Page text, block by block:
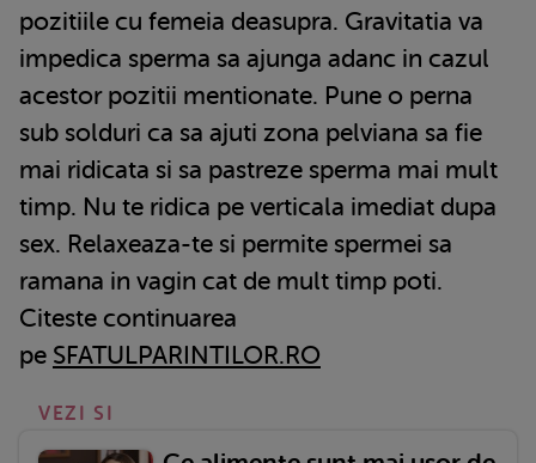
pozitiile cu femeia deasupra. Gravitatia va
impedica sperma sa ajunga adanc in cazul
acestor pozitii mentionate. Pune o perna
sub solduri ca sa ajuti zona pelviana sa fie
mai ridicata si sa pastreze sperma mai mult
timp. Nu te ridica pe verticala imediat dupa
sex. Relaxeaza-te si permite spermei sa
ramana in vagin cat de mult timp poti.
Citeste continuarea
pe SFATULPARINTILOR.RO
VEZI SI